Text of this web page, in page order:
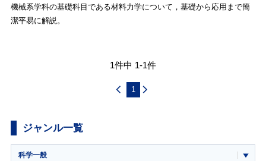
機械系学科の基礎科目である材料力学について，基礎から応用まで簡
潔平易に解説。
1件中 1-1件
1
ジャンル一覧
科学一般